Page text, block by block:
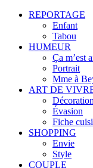
REPORTAGE
Enfant
Tabou
HUMEUR
Ça m’est
Portrait
Mme à
ART DE
Décoration
Évasion
Fiche
SHOPPING
Envie
Style
COUPLE